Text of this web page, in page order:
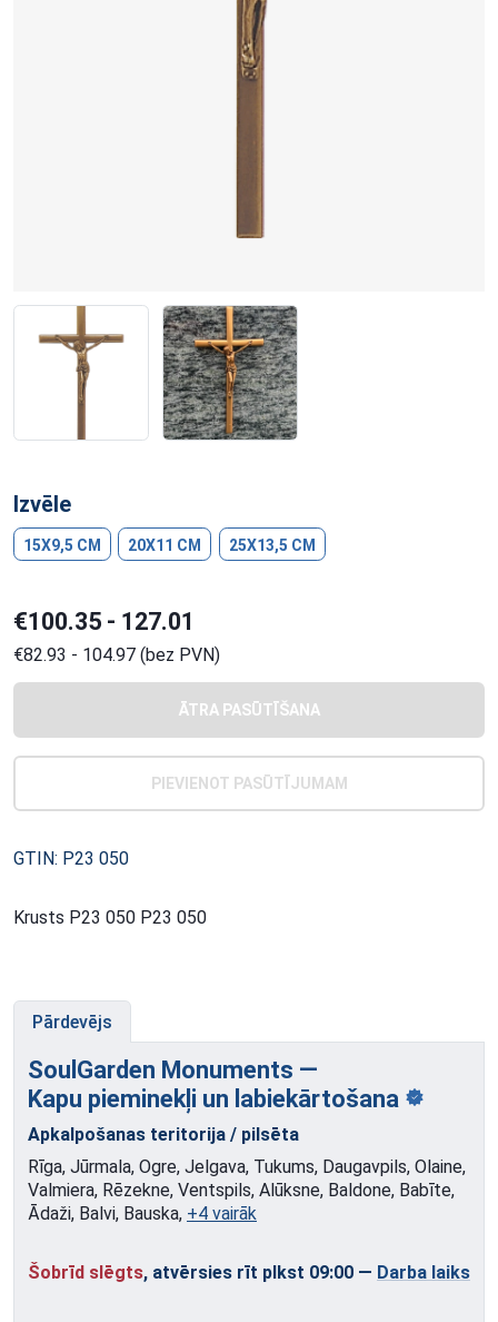
Izvēle
15X9,5 CM 20X11 CM 25X13,5 CM
€100.35 - 127.01
€82.93 - 104.97 (bez PVN)
ĀTRA PASŪTĪŠANA
PIEVIENOT PASŪTĪJUMAM
GTIN: P23 050
Krusts P23 050 P23 050
Pārdevējs
SoulGarden Monuments —
Kapu pieminekļi un labiekārtošana
Apkalpošanas teritorija / pilsēta
Rīga, Jūrmala, Ogre, Jelgava, Tukums, Daugavpils, Olaine,
Valmiera, Rēzekne, Ventspils, Alūksne, Baldone, Babīte,
Ādaži, Balvi, Bauska, +4 vairāk
Šobrīd slēgts, atvērsies rīt plkst 09:00 — Darba laiks